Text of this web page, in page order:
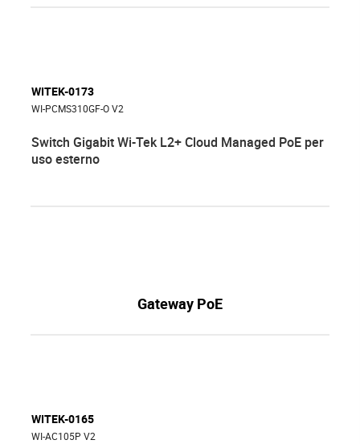
WITEK-0173
WI-PCMS310GF-O V2
Switch Gigabit Wi-Tek L2+ Cloud Managed PoE per
uso esterno
Gateway PoE
WITEK-0165
WI-AC105P V2